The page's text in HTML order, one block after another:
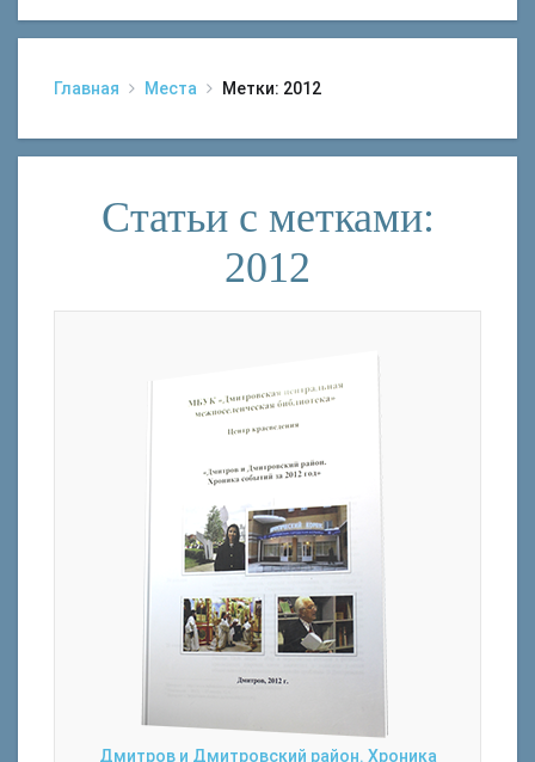
Главная Места Метки: 2012
Статьи с метками:
2012
Дмитров и Дмитровский район. Хроника